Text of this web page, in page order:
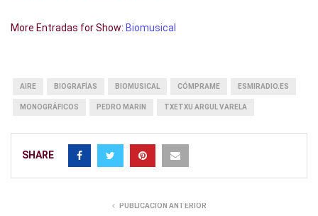
More Entradas for Show: Biomusical
AIRE BIOGRAFÍAS BIOMUSICAL CÓMPRAME ESMIRADIO.ES
MONOGRÁFICOS PEDRO MARIN TXETXU ARGUL VARELA
SHARE
PUBLICACIÓN ANTERIOR